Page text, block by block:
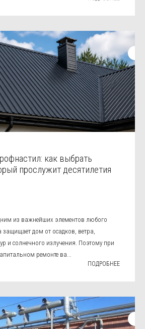
как выбрать
прослужит десятилетия
из важнейших элементов любого
дом от осадков, ветра,
и солнечного излучения. Поэтому при
ремонте ва...
ПОДРОБНЕЕ